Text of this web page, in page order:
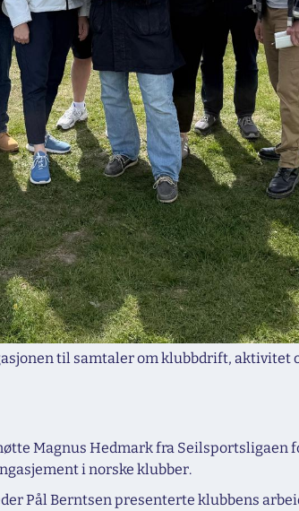
til samtaler om klubbdrift,
Magnus Hedmark fra
i norske klubber.
Pål Berntsen presenterte klubbens